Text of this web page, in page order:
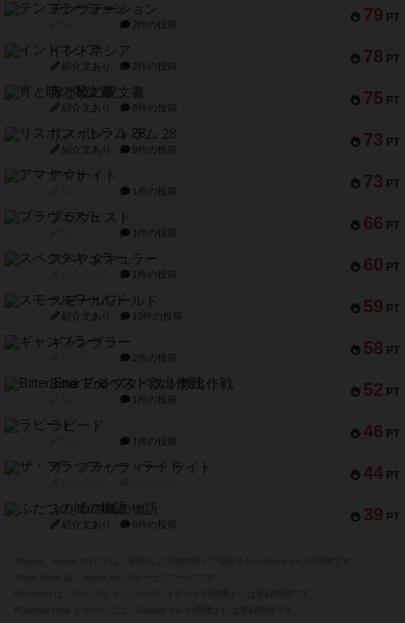
79 PT
テンプテーション
2件の投稿
78 PT
インドネシア
紹介文あり 2件の投稿
75 PT
宵と暁の呪文書
紹介文あり 8件の投稿
73 PT
リスボン・トラム 28
紹介文あり 9件の投稿
73 PT
アマナイト
1件の投稿
66 PT
ブラヴェスト
1件の投稿
60 PT
スペクタキュラー
1件の投稿
59 PT
スモールワールド
紹介文あり 13件の投稿
58 PT
ギャンブラー
2件の投稿
52 PT
Bitter End ブタペスト救出作戦
1件の投稿
46 PT
ラピード
1件の投稿
44 PT
ザ・フラッフィー・ライト
39 PT
ふたつの城の物語
紹介文あり 6件の投稿